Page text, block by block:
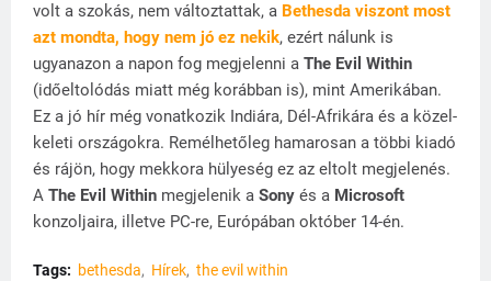
volt a szokás, nem változtattak, a Bethesda viszont most
azt mondta, hogy nem jó ez nekik, ezért nálunk is
ugyanazon a napon fog megjelenni a The Evil Within
(időeltolódás miatt még korábban is), mint Amerikában.
Ez a jó hír még vonatkozik Indiára, Dél-Afrikára és a közel-
keleti országokra. Remélhetőleg hamarosan a többi kiadó
és rájön, hogy mekkora hülyeség ez az eltolt megjelenés.
A The Evil Within megjelenik a Sony és a Microsoft
konzoljaira, illetve PC-re, Európában október 14-én.
Tags: bethesda Hírek the evil within